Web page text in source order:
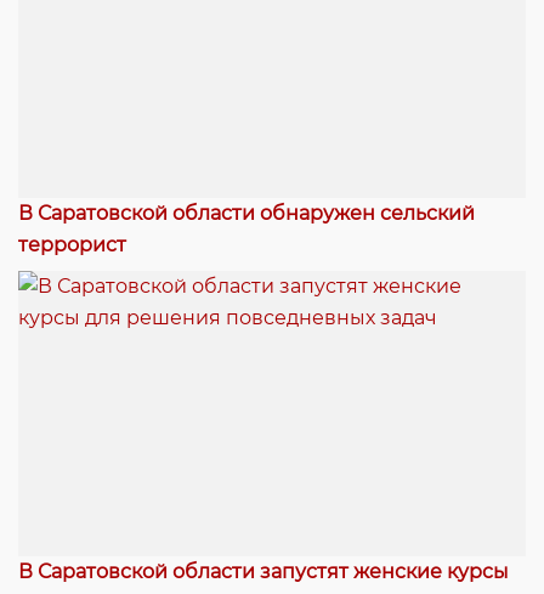
В Саратовской области обнаружен сельский
террорист
В Саратовской области запустят женские курсы